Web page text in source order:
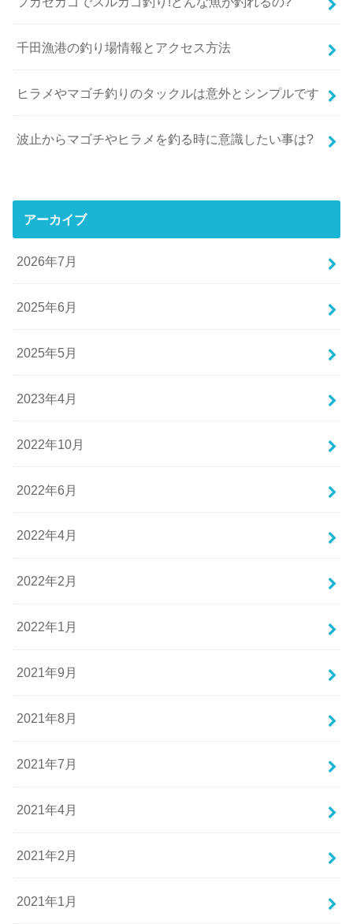
千田漁港の釣り場情報とアクセス方法
ヒラメやマゴチ釣りのタックルは意外とシンプルです
波止からマゴチやヒラメを釣る時に意識したい事は?
アーカイブ
2026年7月
2025年6月
2025年5月
2023年4月
2022年10月
2022年6月
2022年4月
2022年2月
2022年1月
2021年9月
2021年8月
2021年7月
2021年4月
2021年2月
2021年1月